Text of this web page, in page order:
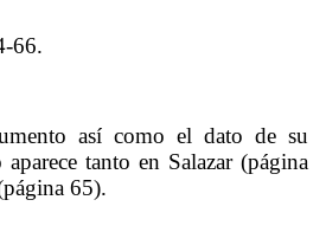
66.
así como el dato de su
tanto en Salazar (página
65).